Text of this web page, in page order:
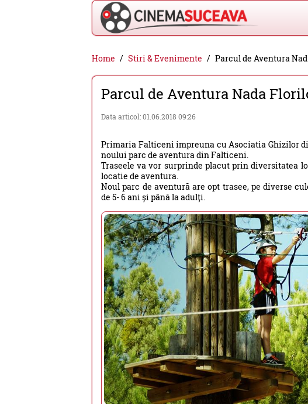
Cinema
Suceava
-
filme
stiri
si
evenimente
din
Suceava
Home Stiri & Evenimente Parcul de Aventura
Parcul de Aventura Nada
Data articol: 01.06.2018 09:26
Primaria Falticeni impreuna cu Asociatia Ghizilor
noului parc de aventura din Falticeni.
Traseele va vor surprinde placut prin diversitatea
locatie de aventura.
Noul parc de aventură are opt trasee, pe diverse
de 5- 6 ani și până la adulți.